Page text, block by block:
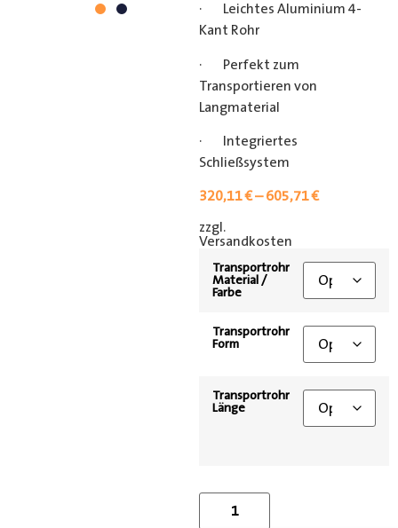
· Leichtes Aluminium 4-
Kant Rohr
· Perfekt zum
Transportieren von
Langmaterial
· Integriertes
Schließsystem
320,11€–605,71€
zzgl.
Versandkosten
Transportrohr
Material /
Farbe
Transportrohr
Form
Transportrohr
Länge